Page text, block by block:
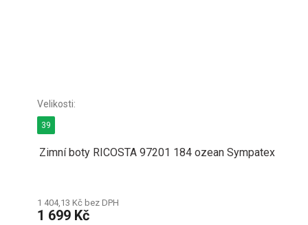
Zimní boty RICOSTA 97201 184 ozean Sympatex
1 404,13 Kč bez DPH
1 699 Kč
39